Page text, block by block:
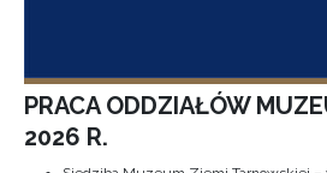
PRACA ODDZIAŁÓW
2026 R.